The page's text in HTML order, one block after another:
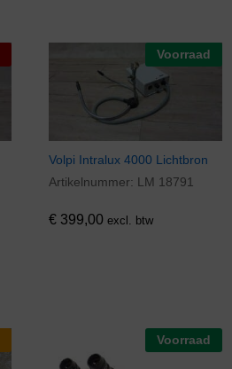
Voorraad
Volpi Intralux 4000 Lichtbron
Artikelnummer: LM 18791
€399,00 excl. btw
€399,00
Voorraad